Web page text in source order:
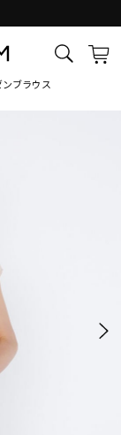
ンブラウス